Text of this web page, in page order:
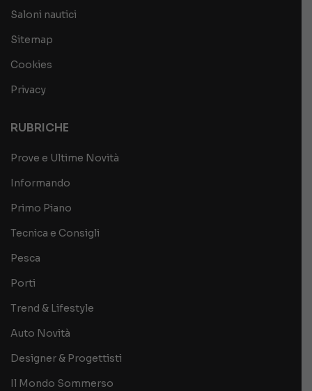
Saloni nautici
Sitemap
Cookies
Privacy
RUBRICHE
Prove e Ultime Novità
Informando
Primo Piano
Tecnica e Consigli
Pesca
Porti
Trend & Lifestyle
Auto Novità
Designer & Progettisti
Il Mondo Sommerso